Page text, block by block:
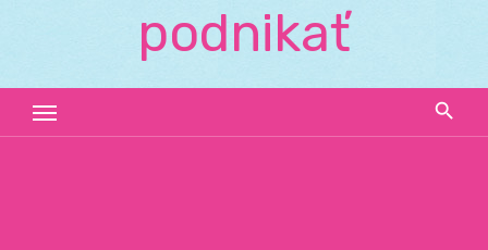
podnikať